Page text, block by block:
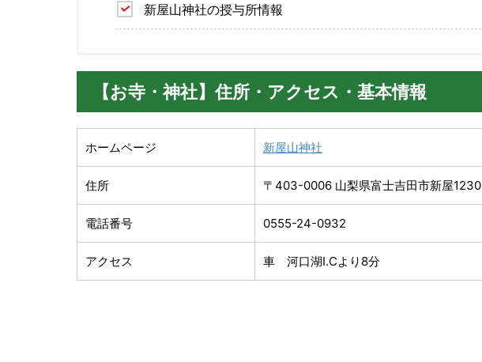
新屋山神社の授与所情報
【お寺・神社】住所・アクセス・基本情報
ホームページ 新屋山神社
住所 〒403-0006 山梨県富士吉田市新屋1230
電話番号 0555-24-0932
アクセス 車 河口湖I.Cより8分